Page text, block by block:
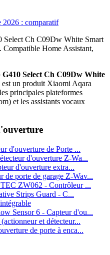
2026 : comparatif
Select Ch C09Dw White Smart
Home Assistant,
Select Ch C09Dw White
est un produit Xiaomi Aqara
principales plateformes
et les assistants vocaux
d'ouverture de Porte ...
d'ouverture Z-Wa...
d'ouverture extra...
porte de garage Z-Wav...
ZW062 - Contrôleur ...
Strips Guard - C...
Sensor 6 - Capteur d'ou...
et détecteur...
de porte à enca...